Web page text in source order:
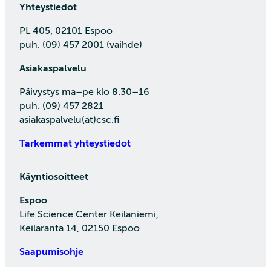
Yhteystiedot
PL 405, 02101 Espoo
puh. (09) 457 2001 (vaihde)
Asiakaspalvelu
Päivystys ma–pe klo 8.30–16
puh. (09) 457 2821
asiakaspalvelu(at)csc.fi
Tarkemmat yhteystiedot
Käyntiosoitteet
Espoo
Life Science Center Keilaniemi,
Keilaranta 14, 02150 Espoo
Saapumisohje